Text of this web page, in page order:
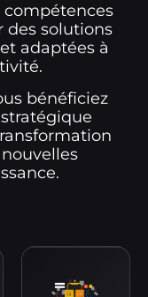
compétences
des solutions
adaptées à
bénéficiez